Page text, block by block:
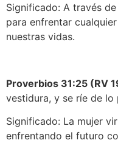
Significado: A través
para enfrentar
nuestras vidas.
Proverbios 31:25 (RV
vestidura, y se ríe de lo
Significado: La mujer
enfrentando el futuro